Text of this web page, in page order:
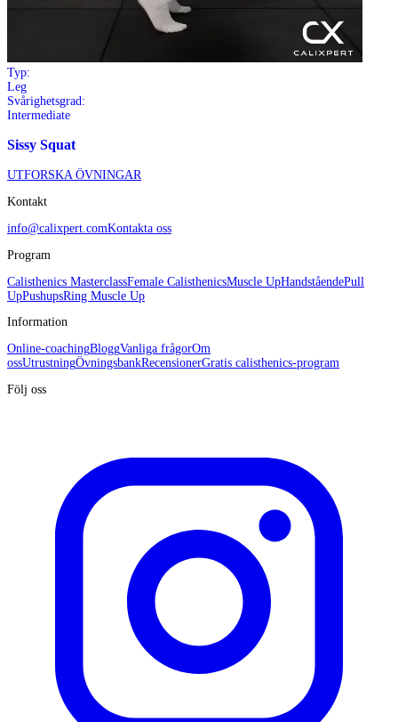
Typ:
Leg
Svårighetsgrad:
Intermediate
Sissy Squat
UTFORSKA ÖVNINGAR
Kontakt
info@calixpert.comKontakta oss
Program
Calisthenics MasterclassFemale CalisthenicsMuscle UpHandståendePull
UpPushupsRing Muscle Up
Information
Online-coachingBloggVanliga frågorOm
ossUtrustningÖvningsbankRecensionerGratis calisthenics-program
Följ oss